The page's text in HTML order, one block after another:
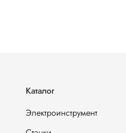
Каталог
Электроинструмент